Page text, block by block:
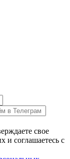
свое
и соглашаетесь с